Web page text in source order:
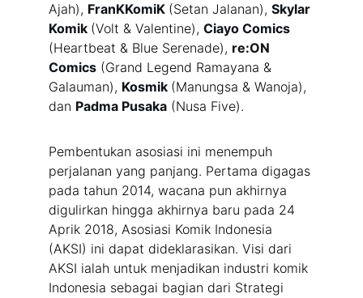
Ajah), FranKKomiK (Setan Jalanan), Skylar
Komik (Volt & Valentine), Ciayo Comics
(Heartbeat & Blue Serenade), re:ON
Comics (Grand Legend Ramayana &
Galauman), Kosmik (Manungsa & Wanoja),
dan Padma Pusaka (Nusa Five).
Pembentukan asosiasi ini menempuh
perjalanan yang panjang. Pertama digagas
pada tahun 2014, wacana pun akhirnya
digulirkan hingga akhirnya baru pada 24
Aprik 2018, Asosiasi Komik Indonesia
(AKSI) ini dapat dideklarasikan. Visi dari
AKSI ialah untuk menjadikan industri komik
Indonesia sebagai bagian dari Strategi